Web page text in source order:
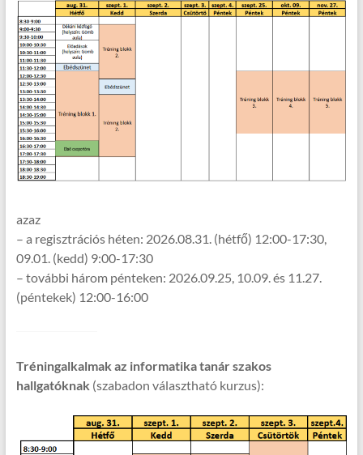
azaz
– a regisztrációs héten: 2026.08.31. (hétfő) 12:00-17:30,
09.01. (kedd) 9:00-17:30
– további három pénteken: 2026.09.25, 10.09. és 11.27.
(péntekek) 12:00-16:00
Tréningalkalmak az informatika tanár szakos
hallgatóknak (szabadon választható kurzus):